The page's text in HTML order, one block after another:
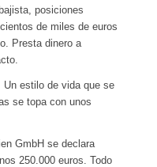
posiciones
de miles de euros
Presta dinero a
estilo de vida que se
se topa con unos
GmbH se declara
250.000 euros. Todo